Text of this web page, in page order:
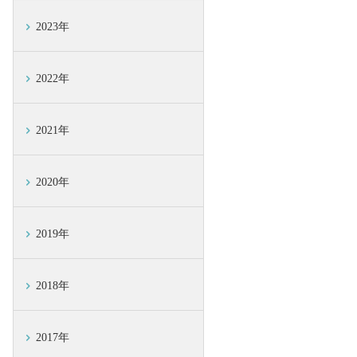
2023年
2022年
2021年
2020年
2019年
2018年
2017年